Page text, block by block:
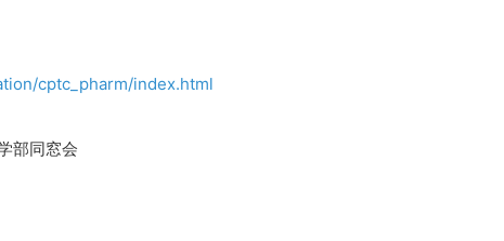
cptc_pharm/index.html
部同窓会